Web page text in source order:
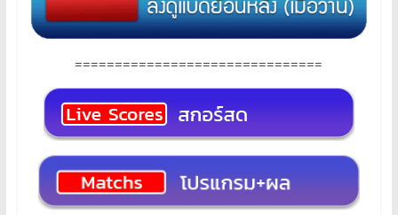
===============================